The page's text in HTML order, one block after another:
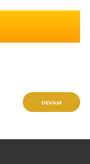
DEVAM